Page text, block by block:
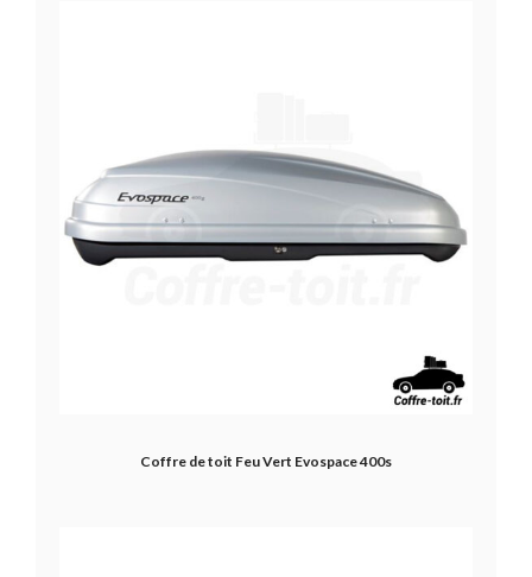
Coffre de toit Feu Vert Evospace 400s